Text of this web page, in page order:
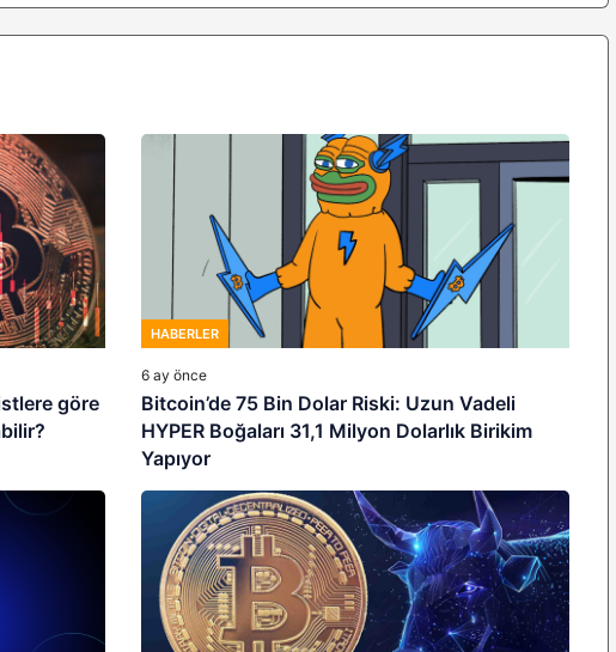
göre
HABERLER
6 ay önce
Bitcoin’de 75 Bin Dolar Riski: Uzun Vadeli
HYPER Boğaları 31,1 Milyon Dolarlık Birikim
Yapıyor